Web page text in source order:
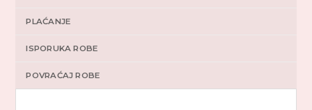
PLAĆANJE
ISPORUKA ROBE
POVRAĆAJ ROBE